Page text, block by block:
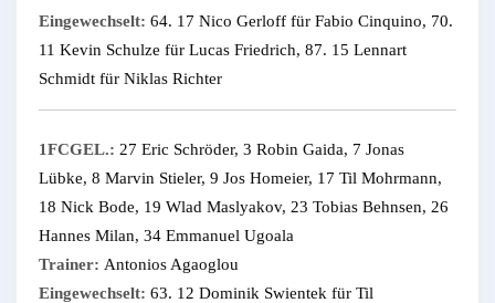
Eingewechselt: 64. 17 Nico Gerloff für Fabio Cinquino, 70.
11 Kevin Schulze für Lucas Friedrich, 87. 15 Lennart
Schmidt für Niklas Richter
1FCGEL.: 27 Eric Schröder, 3 Robin Gaida, 7 Jonas
Lübke, 8 Marvin Stieler, 9 Jos Homeier, 17 Til Mohrmann,
18 Nick Bode, 19 Wlad Maslyakov, 23 Tobias Behnsen, 26
Hannes Milan, 34 Emmanuel Ugoala
Trainer: Antonios Agaoglou
Eingewechselt: 63. 12 Dominik Swientek für Til